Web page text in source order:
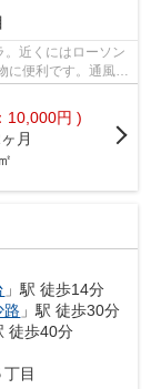
。近くにはローソン
に便利です。通風良
10,000円 )
月
」駅 徒歩14分
路 」駅 徒歩30分
徒歩40分
丁目